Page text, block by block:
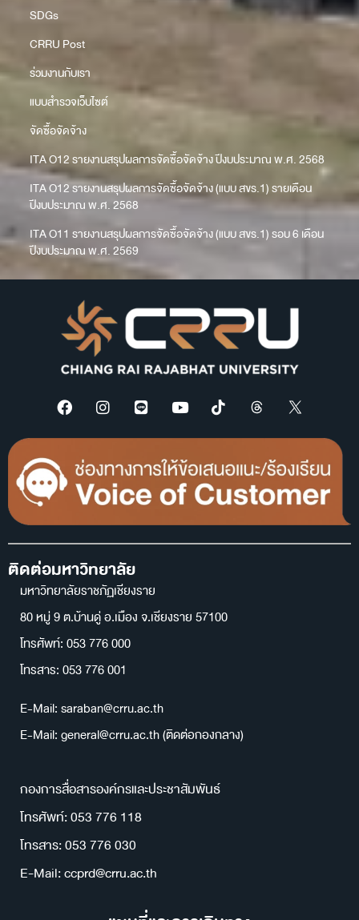
SDGs
CRRU Post
ร่วมงานกับเรา
แบบสำรวจเว็บไซต์
จัดซื้อจัดจ้าง
ITA O12 รายงานสรุปผลการจัดซื้อจัดจ้าง ปีงบประมาณ พ.ศ. 2568
ITA O12 รายงานสรุปผลการจัดซื้อจัดจ้าง (แบบ สขร.1) รายเดือน
ปีงบประมาณ พ.ศ. 2568
ITA O11 รายงานสรุปผลการจัดซื้อจัดจ้าง (แบบ สขร.1) รอบ 6 เดือน
ปีงบประมาณ พ.ศ. 2569
ติดต่อมหาวิทยาลัย
มหาวิทยาลัยราชภัฏเชียงราย
80 หมู่ 9 ต.บ้านดู่ อ.เมือง จ.เชียงราย 57100
โทรศัพท์: 053 776 000
โทรสาร: 053 776 001
E-Mail: saraban@crru.ac.th
E-Mail: general@crru.ac.th (ติดต่อกองกลาง)
กองการสื่อสารองค์กรและประชาสัมพันธ์
โทรศัพท์: 053 776 118
โทรสาร: 053 776 030
E-Mail: ccprd@crru.ac.th